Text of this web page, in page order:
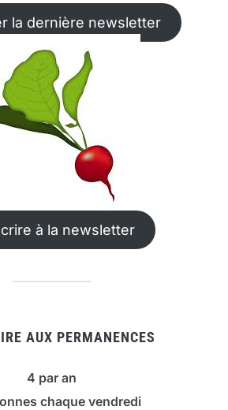
la dernière newsletter
à la newsletter
AUX PERMANENCES
4 par an
chaque vendredi